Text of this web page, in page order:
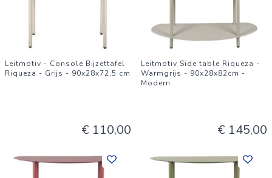
Leitmotiv - Console Bijzettafel
Riqueza - Grijs - 90x28x72,5 cm
€ 110,00
Leitmotiv Side table Riqueza -
Warmgrijs - 90x28x82cm -
Modern
€ 145,00